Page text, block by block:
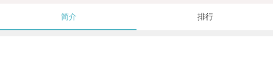
简介 排行